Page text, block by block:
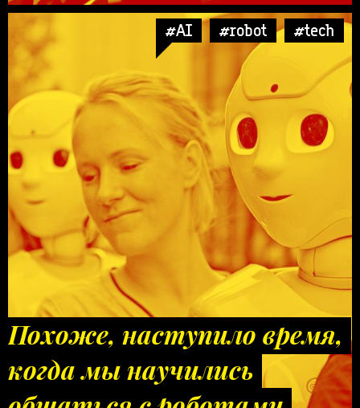
#AI #robot #tech
Похоже, наступило время,
когда мы научились